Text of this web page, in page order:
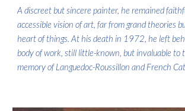
A discreet but sincere painter, he remained
accessible vision of art, far from grand theories
heart of things. At his death in 1972, he left
body of work, still little-known, but invaluable to
memory of Languedoc-Roussillon and French